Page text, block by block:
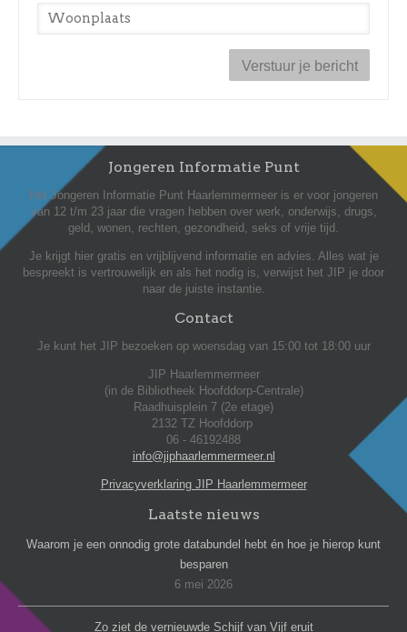
Woonplaats
Jongeren Informatie Punt
Het Jongeren Informatie Punt Haarlemmermeer is er voor jongeren
van 12 t/m 23 jaar die vragen hebben over werk, onderwijs, drugs,
geld, wonen, rechten, gezondheid, seks of vrije tijd.
Je krijgt hier gratis en vrijblijvend informatie en advies. Alles wat je
bespreekt is vertrouwelijk en als het nodig is, verwijst het JIP je door
naar de juiste instantie.
Contact
Je kunt het JIP bezoeken op woensdag van 15:00 tot 18:00 uur
JIP Haarlemmermeer
(in de Bibliotheek Hoofddorp-Centrale)
Raadhuisplein 7 (2e etage)
2132 TZ Hoofddorp
06 - 46192488
info@jiphaarlemmermeer.nl
Privacyverklaring JIP Haarlemmermeer
Laatste nieuws
Waarom je een onnodig grote databundel hebt én hoe je hierop kunt
besparen
6 mei 2026
Zo ziet de vernieuwde Schijf van Vijf eruit